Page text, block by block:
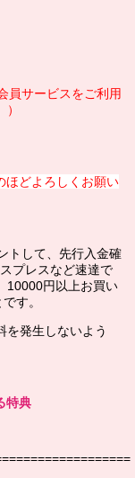
員サービスをご利用
ほどよろしくお願い
トして、先行入金確
プレスなど速達で
10000円以上お買い
す。
を発生しないよう
特典